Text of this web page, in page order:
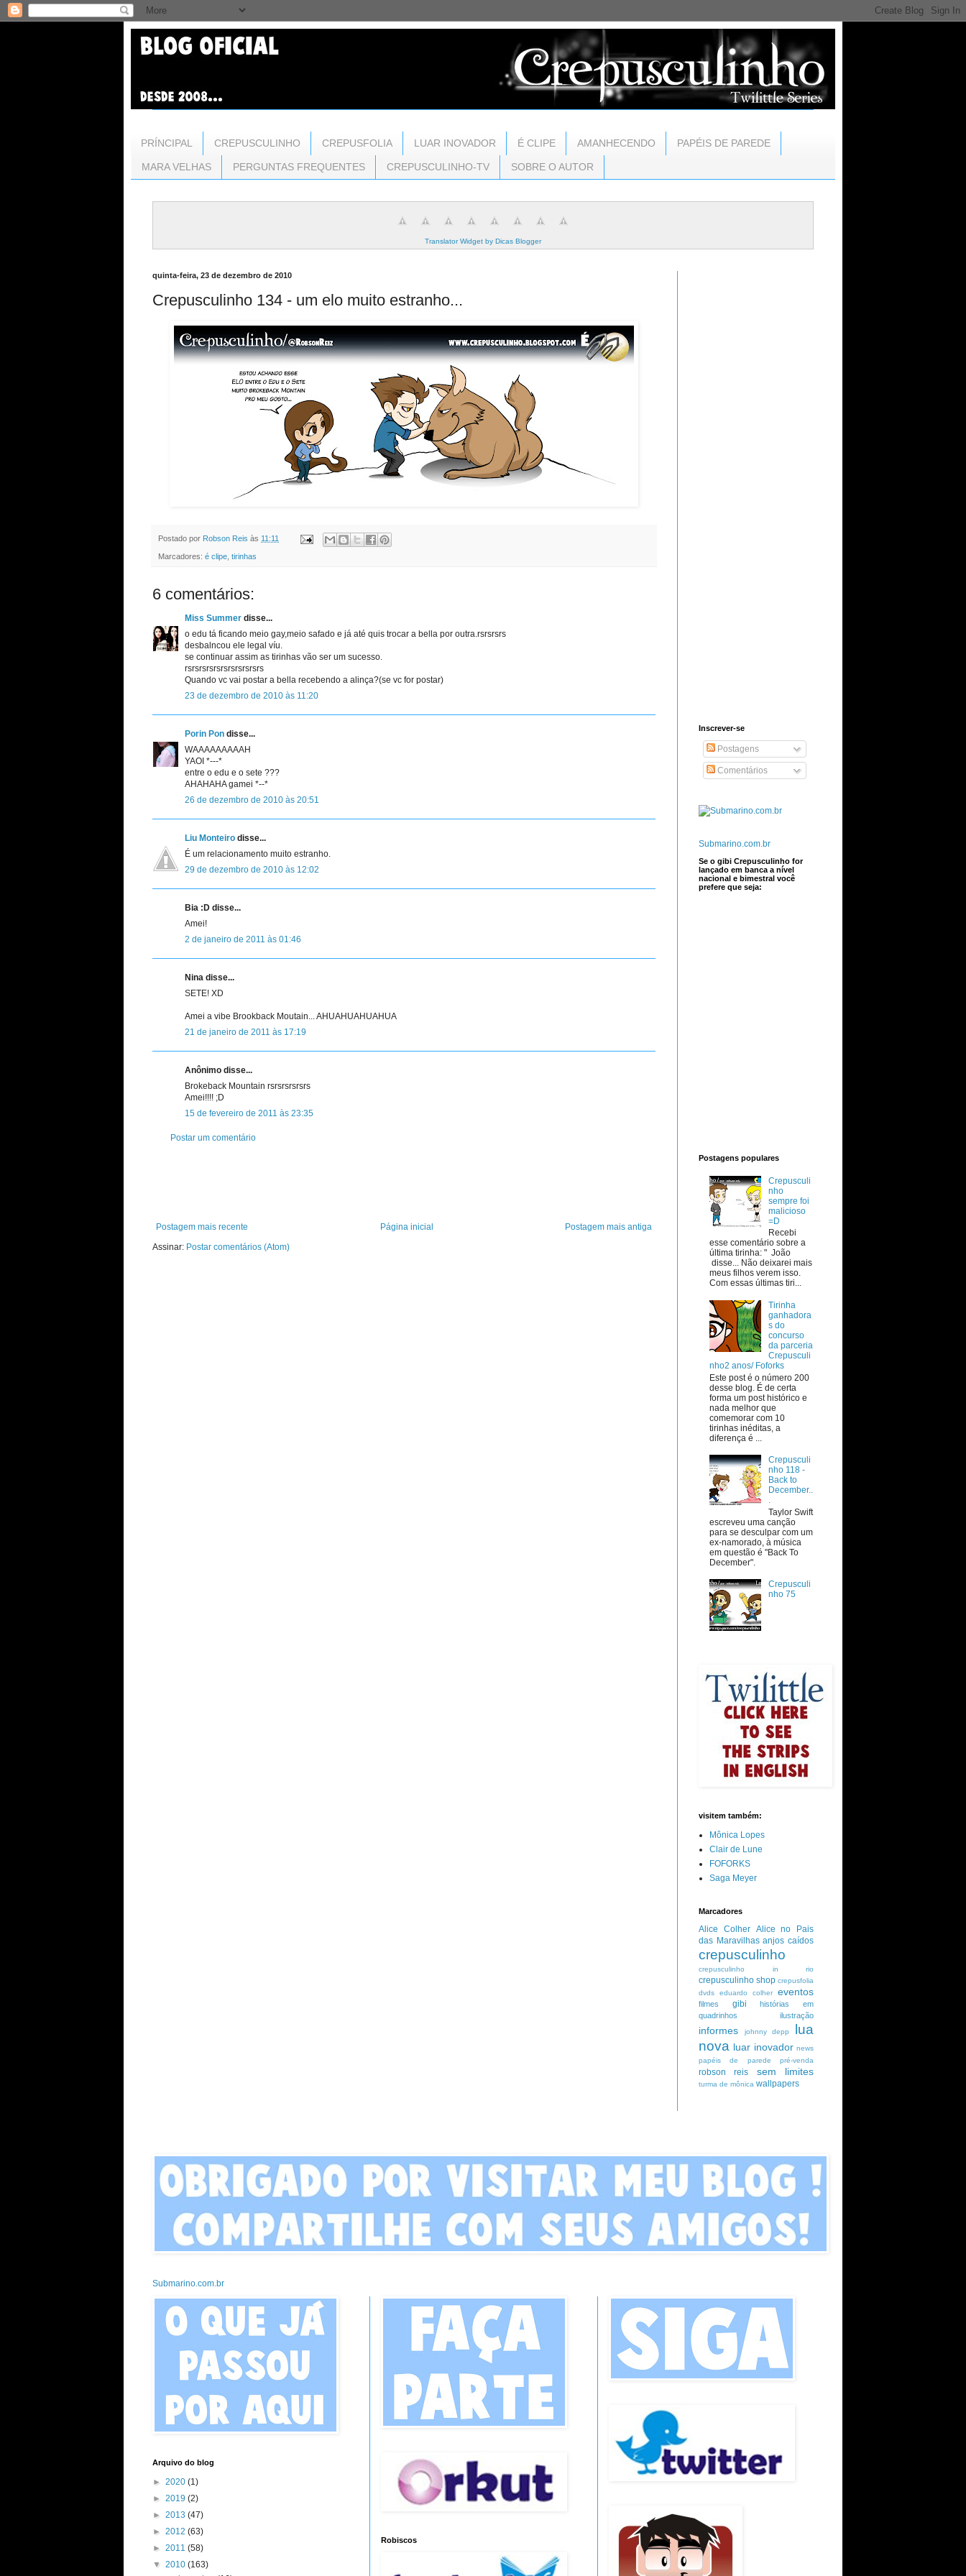
PRÍNCIPAL CREPUSCULINHO CREPUSFOLIA LUAR INOVADOR É CLIPE AMANHECENDO PAPÉIS DE PAREDE
MARA VELHAS PERGUNTAS FREQUENTES CREPUSCULINHO-TV SOBRE O AUTOR
Translator Widget by Dicas Blogger
quinta-feira, 23 de dezembro de 2010
Crepusculinho 134 - um elo muito estranho...
Postado por Robson Reis às 11:11
Marcadores: é clipe tirinhas
6 comentários:
Miss Summer disse...
o edu tá ficando meio gay,meio safado e já até quis trocar a bella por outra.rsrsrsrs
desbalncou ele legal víu.
se continuar assim as tirinhas vão ser um sucesso.
rsrsrsrsrsrsrsrsrsrsrs
Quando vc vai postar a bella recebendo a alinça?(se vc for postar)
23 de dezembro de 2010 às 11:20
Porin Pon disse...
WAAAAAAAAAH
YAOI *---*
entre o edu e o sete ???
AHAHAHA gamei *--*
26 de dezembro de 2010 às 20:51
Liu Monteiro disse...
É um relacionamento muito estranho.
29 de dezembro de 2010 às 12:02
Bia :D disse...
Amei!
2 de janeiro de 2011 às 01:46
Nina disse...
SETE! XD
Amei a vibe Brookback Moutain... AHUAHUAHUAHUA
21 de janeiro de 2011 às 17:19
Anônimo disse...
Brokeback Mountain rsrsrsrsrsrs
Amei!!!! ;D
15 de fevereiro de 2011 às 23:35
Postar um comentário
Postagem mais recente Postagem mais antiga
Página inicial
Assinar: Postar comentários (Atom)
Inscrever-se
Postagens
Comentários
Submarino.com.br
Se o gibi Crepusculinho for
lançado em banca a nível
nacional e bimestral você
prefere que seja:
Postagens populares
Crepusculi
nho
sempre foi
malicioso
=D
Recebi
esse comentário sobre a
última tirinha: " João
disse... Não deixarei mais
meus filhos verem isso.
Com essas últimas tiri...
Tirinha
ganhadora
s do
concurso
da parceria
Crepusculi
nho2 anos/ Foforks
Este post é o número 200
desse blog. É de certa
forma um post histórico e
nada melhor que
comemorar com 10
tirinhas inéditas, a
diferença é ...
Crepusculi
nho 118 -
Back to
December..
.
Taylor Swift
escreveu uma canção
para se desculpar com um
ex-namorado, à música
em questão é "Back To
December".
Crepusculi
nho 75
visitem também:
Mônica Lopes
Clair de Lune
FOFORKS
Saga Meyer
Marcadores
Alice Colher Alice no Pais
das Maravilhas anjos caídos
crepusculinho
crepusculinho in rio
crepusculinho shop crepusfolia
dvds
eduardo colher eventos
filmes gibi
histórias em
quadrinhos
ilustração
informes johnny depp
lua
nova luar inovador news
papéis de parede
pré-venda
robson reis sem limites
turma de mônica wallpapers
Submarino.com.br
Arquivo do blog
► 2020 (1)
► 2019 (2)
► 2013 (47)
► 2012 (63)
► 2011 (58)
▼ 2010 (163)
Robiscos